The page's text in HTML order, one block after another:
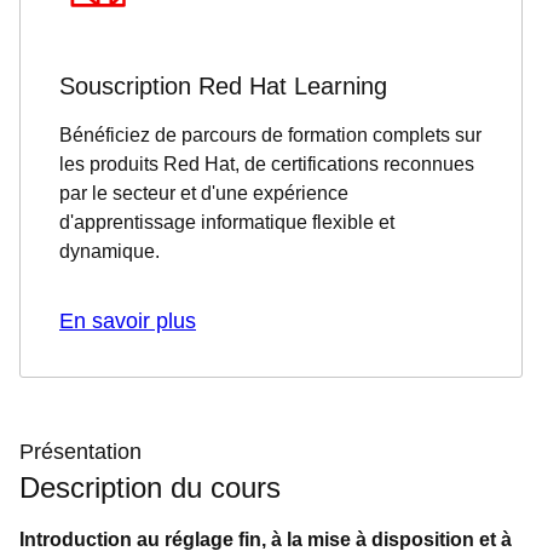
Présentation
Description du cours
Introduction au réglage fin, à la mise à disposition et à
Souscription Red Hat Learning
Bénéficiez de parcours de formation complets sur
les produits Red Hat, de certifications reconnues
par le secteur et d'une expérience
d'apprentissage informatique flexible et
dynamique.
En savoir plus